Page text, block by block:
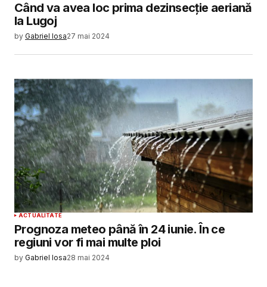
Când va avea loc prima dezinsecție aeriană
la Lugoj
by Gabriel Iosa27 mai 2024
ACTUALITATE
Prognoza meteo până în 24 iunie. În ce
regiuni vor fi mai multe ploi
by Gabriel Iosa28 mai 2024